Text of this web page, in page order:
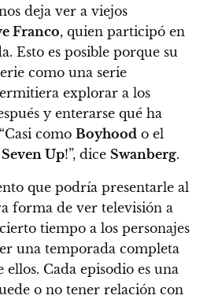
deja ver a viejos
Franco, quien participó en
Esto es posible porque su
como una serie
explorar a los
y enterarse qué ha
“Casi como Boyhood o el
Seven Up!”, dice Swanberg.
que podría presentarle al
forma de ver televisión a
tiempo a los personajes
una temporada completa
ellos. Cada episodio es una
o no tener relación con